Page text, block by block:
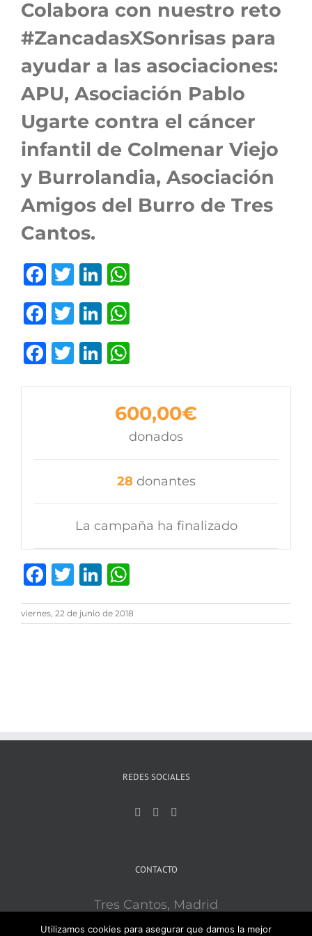
Colabora con nuestro reto
#ZancadasXSonrisas para
ayudar a las asociaciones:
APU, Asociación Pablo
Ugarte contra el cáncer
infantil de Colmenar Viejo
y Burrolandia, Asociación
Amigos del Burro de Tres
Cantos.
Facebook
Twitter
LinkedIn
Facebook
Twitter
LinkedIn
Facebook
Twitter
LinkedIn
600,00€
donados
28donantes
La campaña ha finalizado
Facebook
TwitterLinkedIn
viernes, 22 de junio de 2018
REDES SOCIALES
CONTACTO
Tres Cantos, Madrid
Mobile: 609121715
Utilizamos cookies para asegurar que damos la mejor